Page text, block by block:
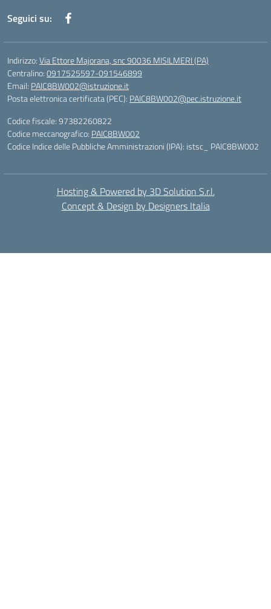
Seguici su:
Indirizzo:Via Ettore Majorana, snc 90036 MISILMERI (PA)
Centralino:0917525597-091546899
Email: PAIC8BW002@istruzione.it
Posta elettronica certificata (PEC): PAIC8BW002@pec.istruzione.it
Codice fiscale: 97382260822
Codice meccanografico: PAIC8BW002
Codice Indice delle Pubbliche Amministrazioni (IPA): istsc_ PAIC8BW002
Hosting & Powered by 3D Solution S.r.l.
Concept & Design by Designers Italia